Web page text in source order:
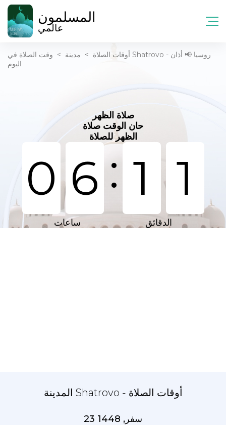
المسلمون
عالمي
أوقات الصلاة > مدينة > وقت الصلاة في Shatrovo - روسيا 📢 أذان
اليوم
صلاة الظهر
حان الوقت صلاة
الظهر للصلاة
0 6: 1 1
ساعات الدقائق
المدينة Shatrovo - أوقات الصلاة
23 سفر, 1448